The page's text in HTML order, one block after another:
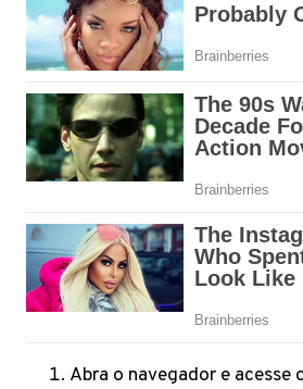
Abra o navegador e acesse